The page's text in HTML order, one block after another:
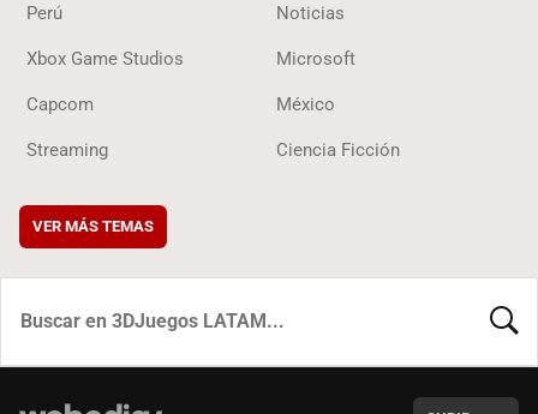
Perú Noticias
Xbox Game Studios Microsoft
Capcom México
Streaming Ciencia Ficción
VER MÁS TEMAS